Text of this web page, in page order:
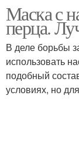
Перец для
Перец для
Маска с
перца.
В деле борьбы
использовать
подобный
условиях, но